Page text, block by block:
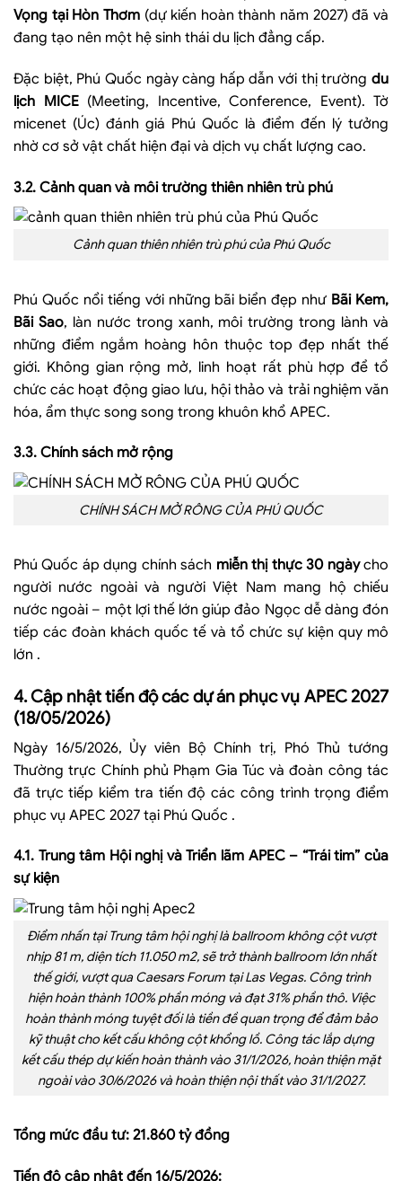
Vọng tại Hòn Thơm(dự kiến hoàn thành năm 2027) đã và
đang tạo nên một hệ sinh thái du lịch đẳng cấp.
Đặc biệt, Phú Quốc ngày càng hấp dẫn với thị trường du
lịch MICE(Meeting, Incentive, Conference, Event). Tờ
micenet (Úc) đánh giá Phú Quốc là điểm đến lý tưởng
nhờ cơ sở vật chất hiện đại và dịch vụ chất lượng cao.
3.2. Cảnh quan và môi trường thiên nhiên trù phú
Cảnh quan thiên nhiên trù phú của Phú Quốc
Phú Quốc nổi tiếng với những bãi biển đẹp như Bãi Kem,
Bãi Sao, làn nước trong xanh, môi trường trong lành và
những điểm ngắm hoàng hôn thuộc top đẹp nhất thế
giới. Không gian rộng mở, linh hoạt rất phù hợp để tổ
chức các hoạt động giao lưu, hội thảo và trải nghiệm văn
hóa, ẩm thực song song trong khuôn khổ APEC.
3.3. Chính sách mở rộng
CHÍNH SÁCH MỞ RÔNG CỦA PHÚ QUỐC
Phú Quốc áp dụng chính sách miễn thị thực 30 ngàycho
người nước ngoài và người Việt Nam mang hộ chiếu
nước ngoài – một lợi thế lớn giúp đảo Ngọc dễ dàng đón
tiếp các đoàn khách quốc tế và tổ chức sự kiện quy mô
lớn .
4. Cập nhật tiến độ các dự án phục vụ APEC 2027
(18/05/2026)
Ngày 16/5/2026, Ủy viên Bộ Chính trị, Phó Thủ tướng
Thường trực Chính phủ Phạm Gia Túc và đoàn công tác
đã trực tiếp kiểm tra tiến độ các công trình trọng điểm
phục vụ APEC 2027 tại Phú Quốc .
4.1. Trung tâm Hội nghị và Triển lãm APEC – “Trái tim” của
sự kiện
Điểm nhấn tại Trung tâm hội nghị là ballroom không cột vượt
nhịp 81 m, diện tích 11.050 m2, sẽ trở thành ballroom lớn nhất
thế giới, vượt qua Caesars Forum tại Las Vegas. Công trình
hiện hoàn thành 100% phần móng và đạt 31% phần thô. Việc
hoàn thành móng tuyệt đối là tiền đề quan trọng để đảm bảo
kỹ thuật cho kết cấu không cột khổng lồ. Công tác lắp dựng
kết cấu thép dự kiến hoàn thành vào 31/1/2026, hoàn thiện mặt
ngoài vào 30/6/2026 và hoàn thiện nội thất vào 31/1/2027.
Tổng mức đầu tư: 21.860 tỷ đồng
Tiến độ cập nhật đến 16/5/2026: